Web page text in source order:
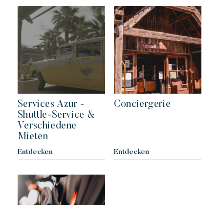
Services Azur -
Shuttle-Service &
Verschiedene
Mieten
Entdecken
Conciergerie
Entdecken